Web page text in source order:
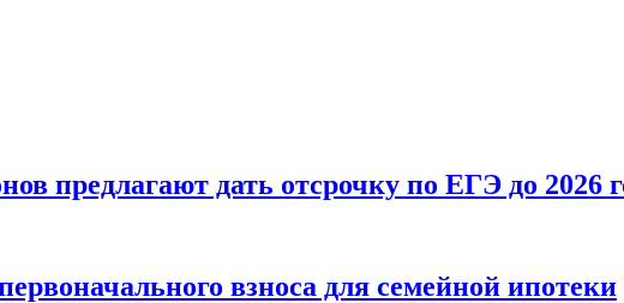
предлагают дать отсрочку по ЕГЭ до 2026
взноса для семейной ипотеки